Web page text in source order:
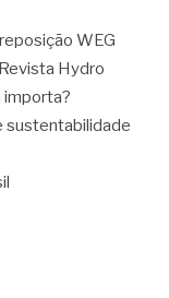
WEG
Hydro
importa?
sustentabilidade